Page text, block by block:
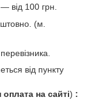
від 100 грн.
(м.
від пункту
на сайті) :